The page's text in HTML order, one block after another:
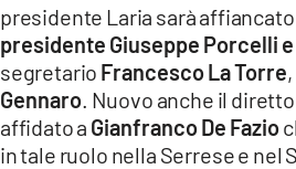
presidente Laria sarà
presidente Giuseppe Porcelli
segretario Francesco La Torre
Gennaro . Nuovo anche il
affidato a Gianfranco De Fazio
in tale ruolo nella Serrese e nel